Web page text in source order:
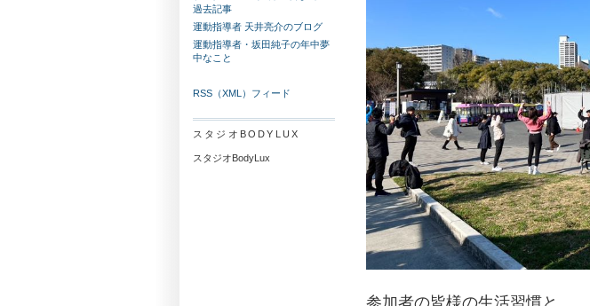
過去記事
運動指導者 天井亮介のブログ
運動指導者・坂田純子の年中夢
中なこと
RSS（XML）フィード
スタジオBODYLUX
スタジオBodyLux
参加者の皆様の生活習慣と